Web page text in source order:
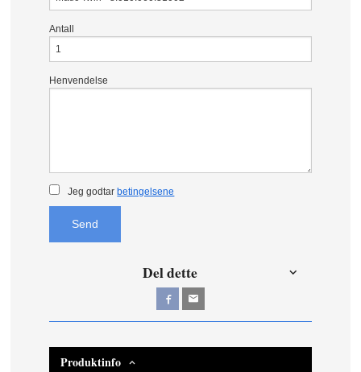
Antall
Henvendelse
Jeg godtar betingelsene
Send
Del dette
Produktinfo